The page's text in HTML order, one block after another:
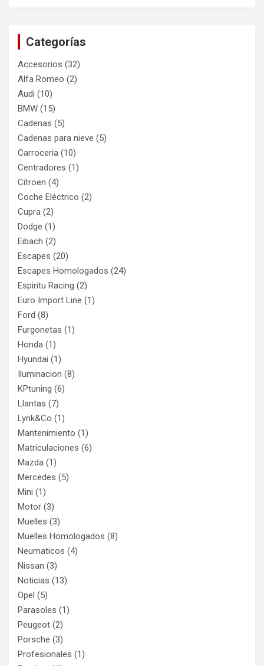
Categorías
Accesorios (32)
Alfa Romeo (2)
Audi (10)
BMW (15)
Cadenas (5)
Cadenas para nieve (5)
Carroceria (10)
Centradores (1)
Citroen (4)
Coche Eléctrico (2)
Cupra (2)
Dodge (1)
Eibach (2)
Escapes (20)
Escapes Homologados (24)
Espiritu Racing (2)
Euro Import Line (1)
Ford (8)
Furgonetas (1)
Honda (1)
Hyundai (1)
Iluminacion (8)
KPtuning (6)
Llantas (7)
Lynk&Co (1)
Mantenimiento (1)
Matriculaciones (6)
Mazda (1)
Mercedes (5)
Mini (1)
Motor (3)
Muelles (3)
Muelles Homologados (8)
Neumaticos (4)
Nissan (3)
Noticias (13)
Opel (5)
Parasoles (1)
Peugeot (2)
Porsche (3)
Profesionales (1)